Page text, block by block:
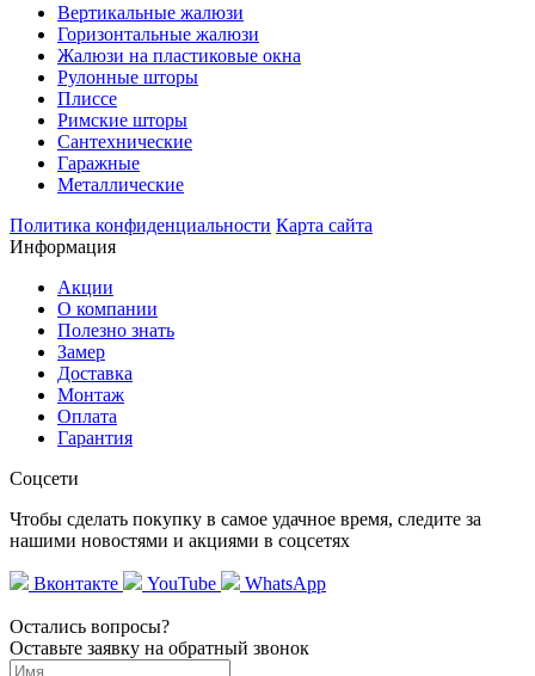
Вертикальные жалюзи
Горизонтальные жалюзи
Жалюзи на пластиковые окна
Рулонные шторы
Плиссе
Римские шторы
Сантехнические
Гаражные
Металлические
Политика конфиденциальности Карта сайта
Информация
Акции
О компании
Полезно знать
Замер
Доставка
Монтаж
Оплата
Гарантия
Соцсети
Чтобы сделать покупку в самое удачное время, следите за
нашими новостями и акциями в соцсетях
Вконтакте YouTube WhatsApp
Остались вопросы?
Оставьте заявку на обратный звонок